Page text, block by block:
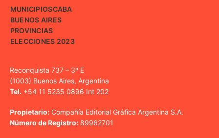
MUNICIPIOSCABA
BUENOS AIRES
PROVINCIAS
ELECCIONES 2023
Reconquista 737 – 3º E
(1003) Buenos Aires, Argentina
Tel. +54 11 5235 0896 Int 202
Propietario: Compañía Editorial Gráfica Argentina S.A.
Número de Registro: 89962701